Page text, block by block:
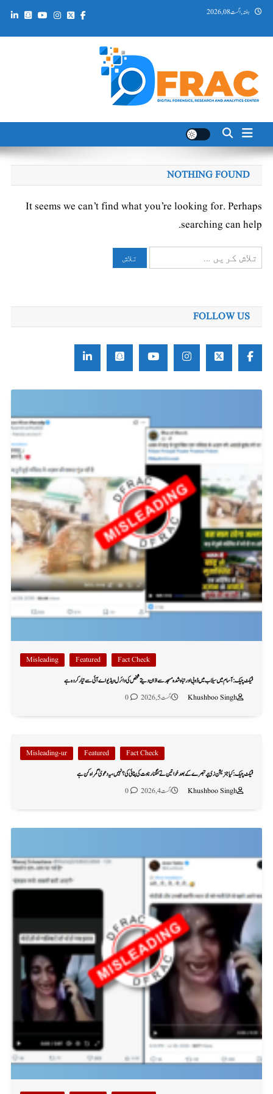
Skip ہفتہ, اگست 08, 2026
DFRAC_ORG
NOTHING FOUND
It seems we can’t find what you’re looking for. Perhaps
searching can help.
تلاش
کریں
FOLLOW US
Fact Check
Featured
Misleading
فیکٹ چیک: آسام میں سیلاب میں ڈوبی اور تباہ شدہ مسجد سے اذان دیتے شخص کی وائرل ویڈیو اے آئی سے تیار کردہ ہے
Khushboo Singh
اگست 5, 2026 0
Fact Check
Featured
Misleading-ur
فیکٹ چیک: کیا جنریشن زی پر تبصرے کے بعد خواتین نے کنگنا رناوت کی پٹائی کی؟ نہیں، یہ دعویٰ گمراہ کن ہے
Khushboo Singh
اگست 4, 2026 0